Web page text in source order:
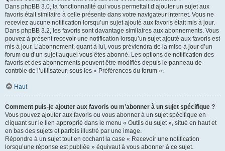
Dans phpBB 3.0, la fonctionnalité qui vous permettait d’ajouter un sujet aux
favoris était similaire à celle présente dans votre navigateur internet. Vous ne
receviez aucune notification lorsqu’un sujet ajouté aux favoris était mis à jour.
Dans phpBB 3.2, les favoris sont davantage similaires aux abonnements. Vous
pouvez à présent recevoir une notification lorsqu’un sujet ajouté aux favoris est
mis à jour. L’abonnement, quant à lui, vous préviendra de la mise à jour d’un
forum ou d’un sujet auquel vous êtes abonné. Les options de notification des
favoris et des abonnements peuvent être modifiés depuis le panneau de
contrôle de l’utilisateur, sous les « Préférences du forum ».
Haut
Comment puis-je ajouter aux favoris ou m’abonner à un sujet spécifique ?
Vous pouvez ajouter aux favoris ou vous abonner à un sujet spécifique en
cliquant sur le lien approprié dans le menu « Outils du sujet », situé en haut et
en bas des sujets et parfois illustré par une image.
Répondre à un sujet tout en cochant la case « Recevoir une notification
lorsqu’une réponse est publiée » équivaut à vous abonner à ce sujet.